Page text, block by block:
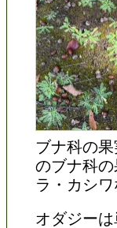
ブナ科の
のブナ科
ラ・カシ
オダジー